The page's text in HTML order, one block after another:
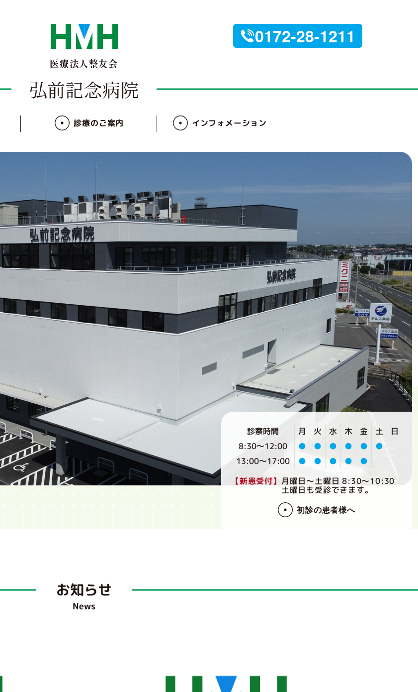
0172-28-1211
医療法人整友会
弘前記念病院
診療のご案内 インフォメーション
診察時間 月 火 水 木 金 土
日
8:30〜12:00
● ● ● ● ●
●
13:00〜17:00
● ● ● ●
●
【新患受付】 月曜日～土曜日 8:30～10:30
土曜日も受診できます。
初診の患者様へ
お知らせ
News